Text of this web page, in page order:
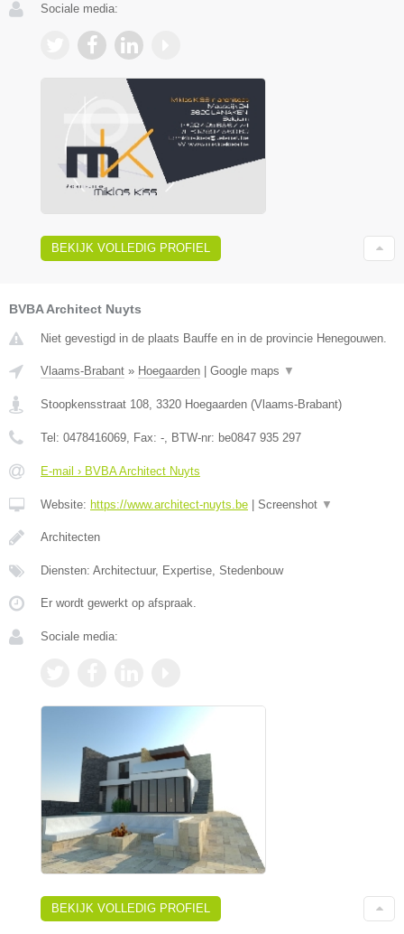
Sociale media:
BEKIJK VOLLEDIG PROFIEL
BVBA Architect Nuyts
Niet gevestigd in de plaats Bauffe en in de provincie Henegouwen.
Vlaams-Brabant » Hoegaarden Google maps ▼
Stoopkensstraat 108 3320 Hoegaarden (Vlaams-Brabant)
Tel: 0478416069 , Fax: - , BTW-nr: be0847 935 297
E-mail › BVBA Architect Nuyts
Website: https://www.architect-nuyts.be Screenshot ▼
Architecten
Diensten: Architectuur, Expertise, Stedenbouw
Er wordt gewerkt op afspraak.
Sociale media:
BEKIJK VOLLEDIG PROFIEL